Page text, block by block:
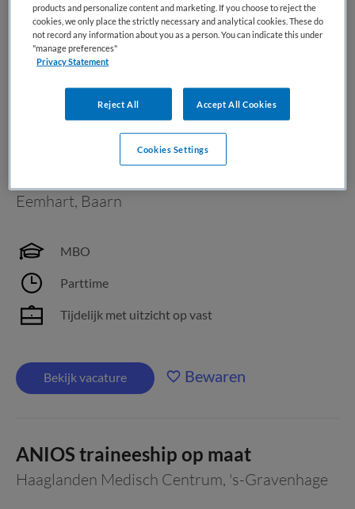
Zorgmanagement (347)
Meest recente vacatures op Medische
banenbank | Werk(t) in zorg en welzijn
Eemhart, Baarn
MBO
Parttime
Tijdelijk met uitzicht op vast
Bekijk vacature Bewaren
ANIOS traineeship op maat
Haaglanden Medisch Centrum, 's-Gravenhage
products and personalize content and marketing. If you choose to reject the
cookies, we only place the strictly necessary and analytical cookies. These do
not record any information about you as a person. You can indicate this under
"manage preferences"
Privacy Statement
Reject All Accept All Cookies
Cookies Settings